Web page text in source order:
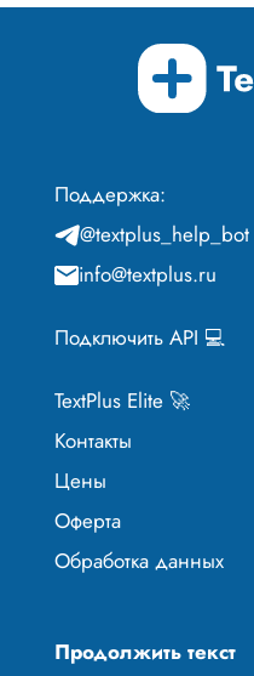
Поддержка:
@textplus_help_bot
info@textplus.ru
Подключить API 💻
TextPlus Elite 🚀
Контакты
Цены
Оферта
Обработка данных
Продолжить текст